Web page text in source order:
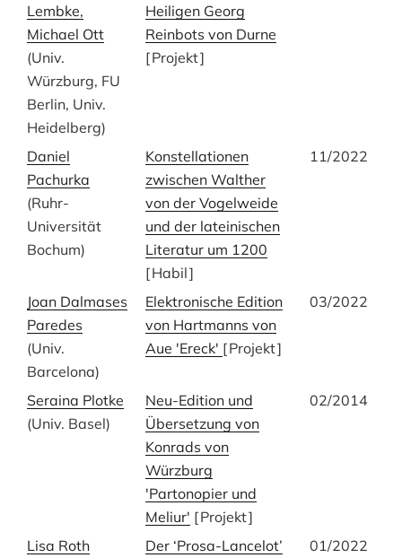
Lembke,
Michael Ott
(Univ.
Würzburg, FU
Berlin, Univ.
Heidelberg)
Heiligen Georg
Reinbots von Durne
[Projekt]
Daniel
Pachurka
(Ruhr-
Universität
Bochum)
Konstellationen
zwischen Walther
von der Vogelweide
und der lateinischen
Literatur um 1200
[Habil]
11/2022
Joan Dalmases
Paredes
(Univ.
Barcelona)
Elektronische Edition
von Hartmanns von
Aue 'Ereck' [Projekt]
03/2022
Seraina Plotke
(Univ. Basel)
Neu-Edition und
Übersetzung von
Konrads von
Würzburg
'Partonopier und
Meliur' [Projekt]
02/2014
Lisa Roth
Der ‘Prosa-Lancelot’
01/2022